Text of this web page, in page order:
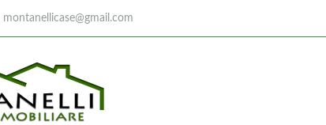
montanellicase@gmail.com